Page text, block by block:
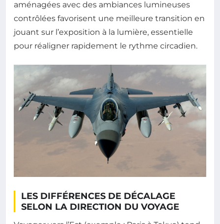
aménagées avec des ambiances lumineuses
contrôlées favorisent une meilleure transition en
jouant sur l’exposition à la lumière, essentielle
pour réaligner rapidement le rythme circadien.
LES DIFFÉRENCES DE DÉCALAGE
SELON LA DIRECTION DU VOYAGE